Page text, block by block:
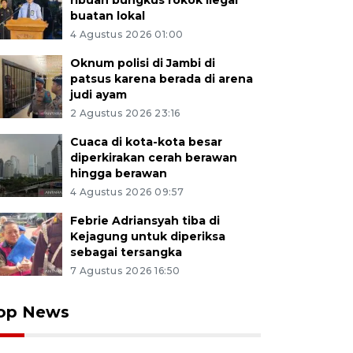
buatan lokal
4 Agustus 2026 01:00
Oknum polisi di Jambi di
patsus karena berada di arena
judi ayam
2 Agustus 2026 23:16
Cuaca di kota-kota besar
diperkirakan cerah berawan
hingga berawan
4 Agustus 2026 09:57
Febrie Adriansyah tiba di
Kejagung untuk diperiksa
sebagai tersangka
7 Agustus 2026 16:50
News